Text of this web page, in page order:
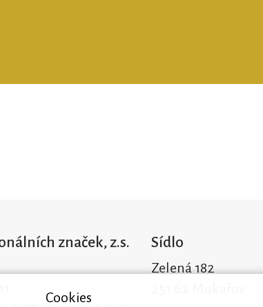
značek, z.s. Sídlo
Zelená 182
Cookies